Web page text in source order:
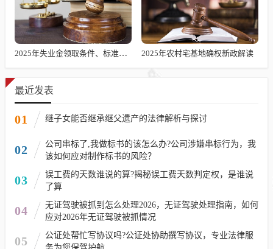
2025年失业金领取条件、标准及发放时长解析 2025年农村宅基地确权新政解读
最近发表
01 继子女能否继承继父遗产的法律解析与探讨
02
公司串标了,我做标书的该怎么办?公司涉嫌串标行为，我
该如何应对制作标书的风险？
03
误工费的天数谁说的算?揭秘误工费天数判定权，是谁说
了算
04
无证驾驶被抓到怎么处理2026，无证驾驶处理指南，如何
应对2026年无证驾驶被抓情况
05
公证处帮忙写协议吗?公证处协助撰写协议，专业法律服